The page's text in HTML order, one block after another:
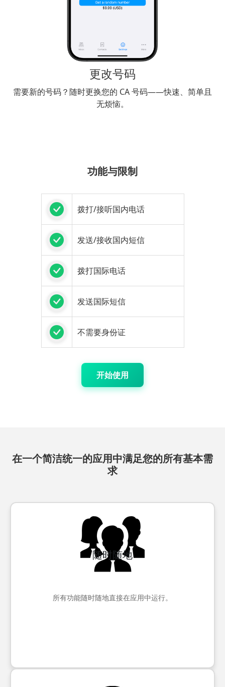
更改号码
需要新的号码？随时更换您的 CA 号码——快速、简单且
无烦恼。
功能与限制
拨打/接听国内电话
发送/接收国内短信
拨打国际电话
发送国际短信
不需要身份证
开始使用
在一个简洁统一的应用中满足您的所有基本需
求
随时随地
所有功能随时随地直接在应用中运行。